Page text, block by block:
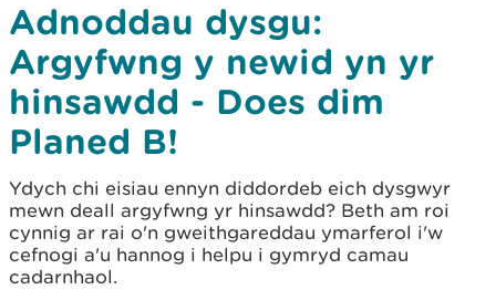
Adnoddau dysgu:
Argyfwng y newid yn yr
hinsawdd - Does dim
Planed B!
Ydych chi eisiau ennyn diddordeb eich dysgwyr
mewn deall argyfwng yr hinsawdd? Beth am roi
cynnig ar rai o'n gweithgareddau ymarferol i'w
cefnogi a'u hannog i helpu i gymryd camau
cadarnhaol.